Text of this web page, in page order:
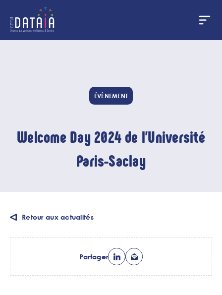
ÉVÈNEMENT
Welcome Day 2024 de l'Université
Paris-Saclay
Retour aux actualités
Partager
Panneau de gestion des cookies